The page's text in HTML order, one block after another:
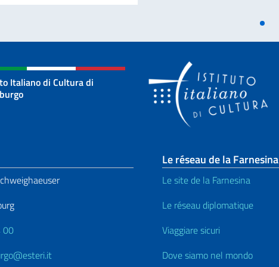
Italiano di Cultura di
de pied de page
00
Le réseau de la Farnesina
Le site de la Farnesina
Le réseau diplomatique
Viaggiare sicuri
Dove siamo nel mondo